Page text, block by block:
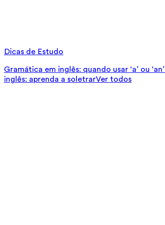
Dicas de Estudo
Gramática em inglês: quando usar ‘a’ ou ‘an’
inglês: aprenda a soletrarVer todos